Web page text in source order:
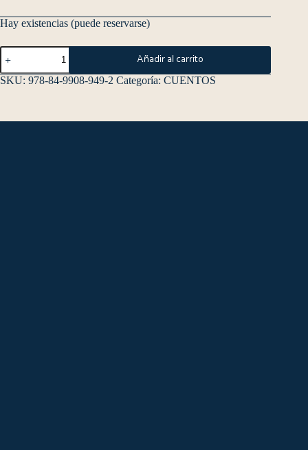
Hay existencias (puede reservarse)
Añadir al carrito
SKU: 978-84-9908-949-2 Categoría: CUENTOS